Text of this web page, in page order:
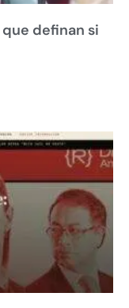
definan si